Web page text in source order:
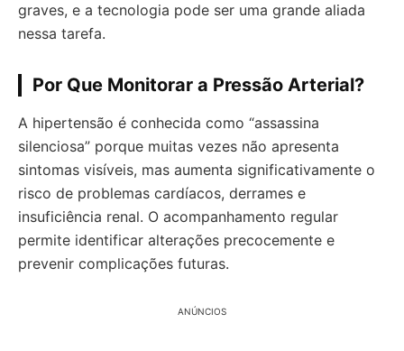
graves, e a tecnologia pode ser uma grande aliada
nessa tarefa.
Por Que Monitorar a Pressão Arterial?
A hipertensão é conhecida como “assassina
silenciosa” porque muitas vezes não apresenta
sintomas visíveis, mas aumenta significativamente o
risco de problemas cardíacos, derrames e
insuficiência renal. O acompanhamento regular
permite identificar alterações precocemente e
prevenir complicações futuras.
ANÚNCIOS